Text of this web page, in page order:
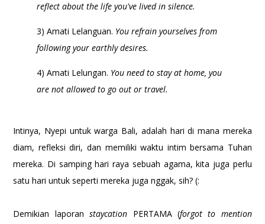
reflect about the life you've lived in silence.
3) Amati Lelanguan. You refrain yourselves from
following your earthly desires.
4) Amati Lelungan. You need to stay at home, you
are not allowed to go out or travel.
Intinya, Nyepi untuk warga Bali, adalah hari di mana mereka
diam, refleksi diri, dan memiliki waktu intim bersama Tuhan
mereka. Di samping hari raya sebuah agama, kita juga perlu
satu hari untuk seperti mereka juga nggak, sih? (:
Demikian laporanstaycation PERTAMA (forgot to mention